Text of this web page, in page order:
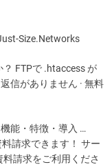
Size.Networks
FTPで .htaccess が
信がありません · 無料
能・特徴・導入 …
請求できます！ サー
請求をご利用くださ